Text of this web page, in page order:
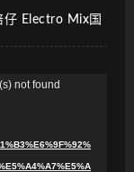
仔 Electro Mix国
not found